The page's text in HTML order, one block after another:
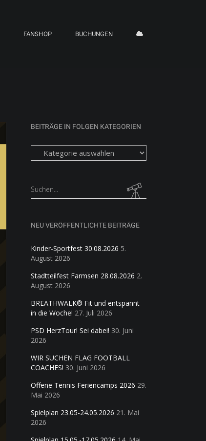
FANSHOP BUCHUNGEN
BEITRÄGE IN FOLGEN KATEGORIEN
Beiträge
in
Kategorien
Search
for:
NEU VERÖFFENTLICHTE BEITRÄGE
Kinder-Sportfest 30.08.2026 5.
August 2026
Stadtteilfest Farmsen 28.08.2026 2.
August 2026
BREATHWALK® Fit und entspannt
in die Woche! 27. Juli 2026
PSD HerzTour! Sei dabei! 30. Juni
2026
WIR SUCHEN FLAG FOOTBALL
COACHES! 30. Juni 2026
Offene Tennis Feriencamps 2026 29.
Mai 2026
Spielplan 23.05-24.05.2026 21. Mai
2026